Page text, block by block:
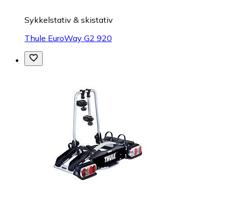
Sykkelstativ & skistativ
Thule EuroWay G2 920